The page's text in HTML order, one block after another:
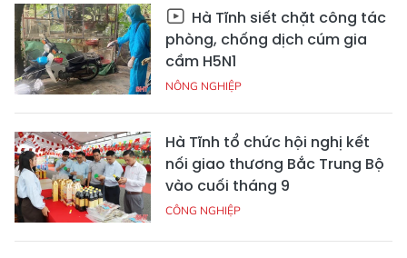
Hà Tĩnh siết chặt công tác
phòng, chống dịch cúm gia
cầm H5N1
NÔNG NGHIỆP
Hà Tĩnh tổ chức hội nghị kết
nối giao thương Bắc Trung Bộ
vào cuối tháng 9
CÔNG NGHIỆP